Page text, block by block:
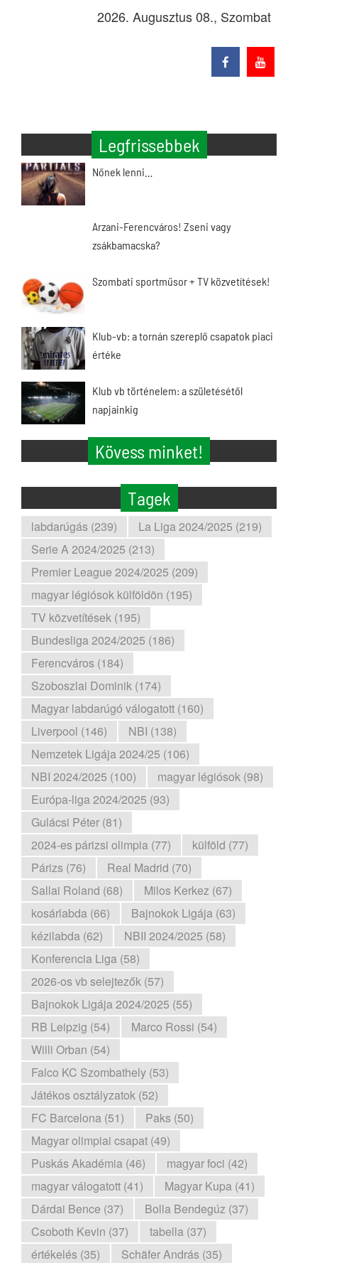
2026. Augusztus 08., Szombat
Legfrissebbek
Nőnek lenni…
Arzani-Ferencváros! Zseni vagy
zsákbamacska?
Szombati sportműsor + TV közvetítések!
Klub-vb: a tornán szereplő csapatok piaci
értéke
Klub vb történelem: a születésétől
napjainkig
Kövess minket!
Tagek
labdarúgás (239)
La Liga 2024/2025 (219)
Serie A 2024/2025 (213)
Premier League 2024/2025 (209)
magyar légiósok külföldön (195)
TV közvetítések (195)
Bundesliga 2024/2025 (186)
Ferencváros (184)
Szoboszlai Dominik (174)
Magyar labdarúgó válogatott (160)
Liverpool (146)
NBI (138)
Nemzetek Ligája 2024/25 (106)
NBI 2024/2025 (100)
magyar légiósok (98)
Európa-liga 2024/2025 (93)
Gulácsi Péter (81)
2024-es párizsi olimpia (77)
külföld (77)
Párizs (76)
Real Madrid (70)
Sallai Roland (68)
Milos Kerkez (67)
kosárlabda (66)
Bajnokok Ligája (63)
kézilabda (62)
NBII 2024/2025 (58)
Konferencia Liga (58)
2026-os vb selejtezők (57)
Bajnokok Ligája 2024/2025 (55)
RB Leipzig (54)
Marco Rossi (54)
Willi Orban (54)
Falco KC Szombathely (53)
Játékos osztályzatok (52)
FC Barcelona (51)
Paks (50)
Magyar olimpiai csapat (49)
Puskás Akadémia (46)
magyar foci (42)
magyar válogatott (41)
Magyar Kupa (41)
Dárdai Bence (37)
Bolla Bendegúz (37)
Csoboth Kevin (37)
tabella (37)
értékelés (35)
Schäfer András (35)